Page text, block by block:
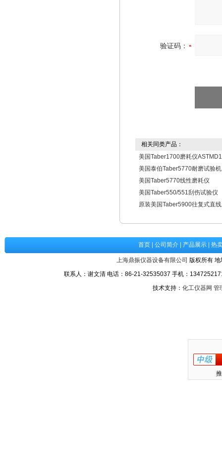
验证码：
相关同类产品：
美国Taber1700磨耗仪
美国泰伯Taber5770耐磨试验机
美国Taber5770线性磨耗仪
美国Taber550/551刮伤试验仪
原装美国Taber5900往复式直
首页| 公司简介| 产品展示| 热
上海鼎振仪器设备有限公司 版权所有
联系人：谢文清 电话：86-21-32535037 手机：
技术支持： 化工仪器网 管